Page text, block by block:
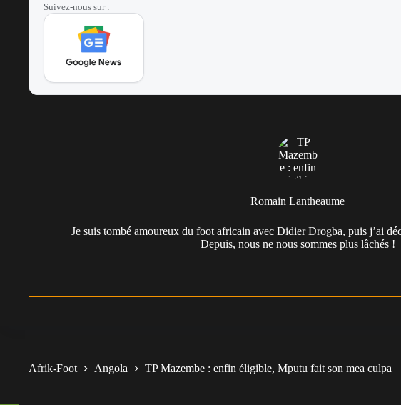
Suivez-nous sur :
Romain Lantheaume
Je suis tombé amoureux du foot africain avec Didier Drogba, puis j’ai
Depuis, nous ne nous sommes plus lâchés !
Afrik-Foot Angola TP Mazembe : enfin éligible, Mputu fait son mea culpa